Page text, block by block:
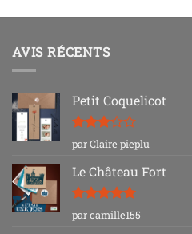
AVIS RÉCENTS
Petit Coquelicot
Note3
sur 5
par Claire pieplu
Le Château Fort
Note5sur
5
par camille155